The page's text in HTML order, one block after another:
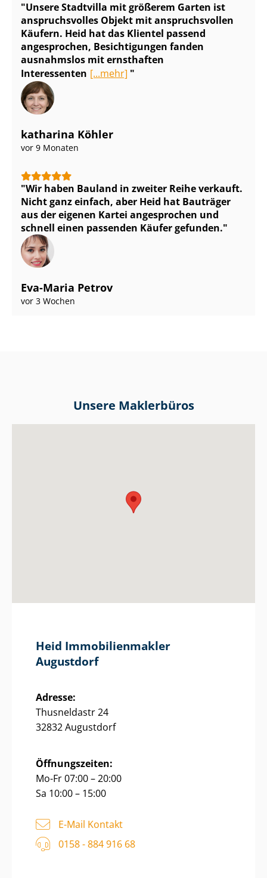
Unsere Stadtvilla mit größerem Garten ist
anspruchsvolles Objekt mit anspruchsvollen
Käufern. Heid hat das Klientel passend
angesprochen, Besichtigungen fanden
ausnahmslos mit ernsthaften
Interessenten [...mehr]
katharina Köhler
vor 9 Monaten
Wir haben Bauland in zweiter Reihe verkauft.
Nicht ganz einfach, aber Heid hat Bauträger
aus der eigenen Kartei angesprochen und
schnell einen passenden Käufer gefunden.
Eva-Maria Petrov
vor 3 Wochen
Unsere Maklerbüros
Heid Im­mo­bi­li­en­mak­ler
Augustdorf
Adresse:
Thusneldastr 24
32832 Augustdorf
Öffnungszeiten:
Mo-Fr 07:00 – 20:00
Sa 10:00 – 15:00
E-Mail Kontakt
0158 - 884 916 68